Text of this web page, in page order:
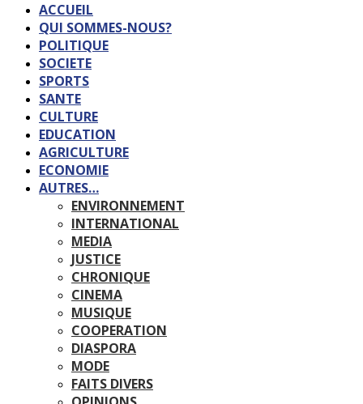
ACCUEIL
QUI SOMMES-NOUS?
POLITIQUE
SOCIETE
SPORTS
SANTE
CULTURE
EDUCATION
AGRICULTURE
ECONOMIE
AUTRES…
ENVIRONNEMENT
INTERNATIONAL
MEDIA
JUSTICE
CHRONIQUE
CINEMA
MUSIQUE
COOPERATION
DIASPORA
MODE
FAITS DIVERS